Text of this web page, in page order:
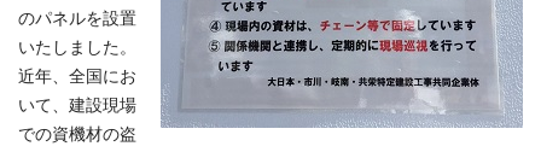
のパネルを設置
いたしました。
近年、全国にお
いて、建設現場
での資機材の盗